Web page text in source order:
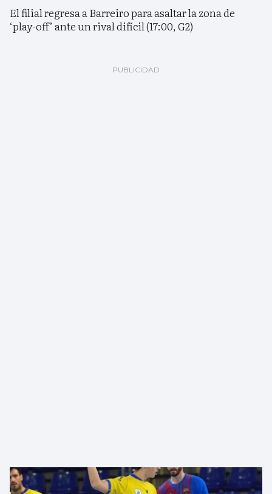
El filial regresa a Barreiro para asaltar la zona de
‘play-off’ ante un rival difícil (17:00, G2)